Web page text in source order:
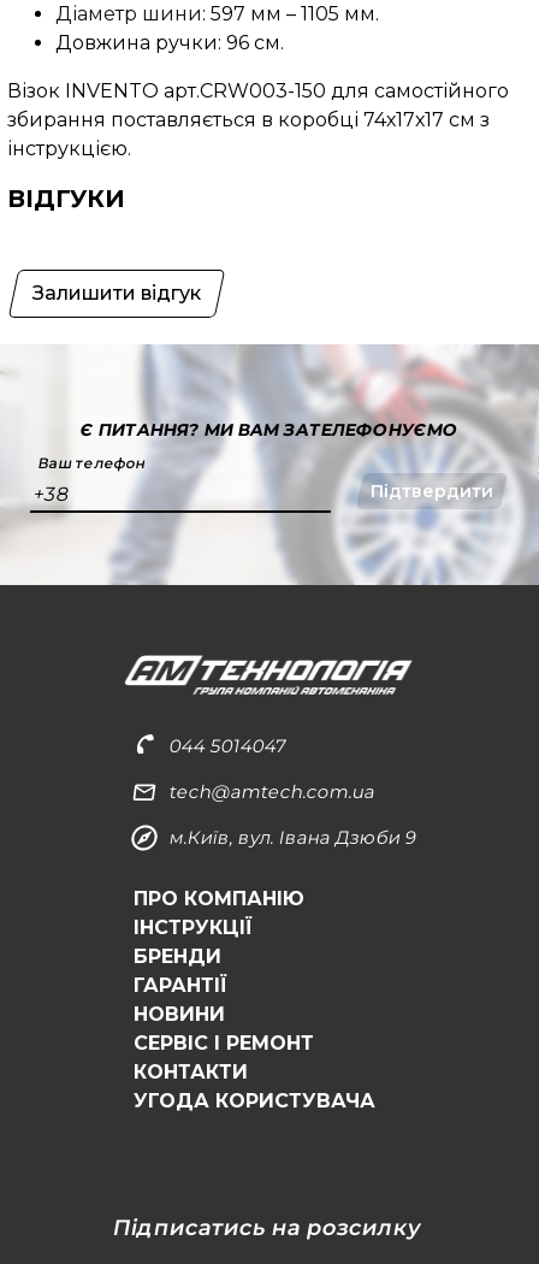
Діаметр шини: 597 мм – 1105 мм.
Довжина ручки: 96 см.
Візок INVENTO арт.CRW003-150 для самостійного
збирання поставляється в коробці 74х17х17 см з
інструкцією.
ВІДГУКИ
Залишити відгук
Є ПИТАННЯ?МИ ВАМ ЗАТЕЛЕФОНУЄМО
Ваш телефон
+38 Підтвердити
044 5014047
tech@amtech.com.ua
м.Київ, вул. Івана Дзюби 9
ПРО КОМПАНІЮ
ІНСТРУКЦІЇ
БРЕНДИ
ГАРАНТІЇ
НОВИНИ
СЕРВІС І РЕМОНТ
КОНТАКТИ
УГОДА КОРИСТУВАЧА
Підписатись на розсилку